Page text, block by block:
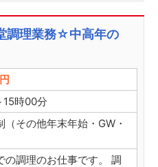
調理業務☆中高年の
時00分
（その他年末年始・GW・
の調理のお仕事です。 調